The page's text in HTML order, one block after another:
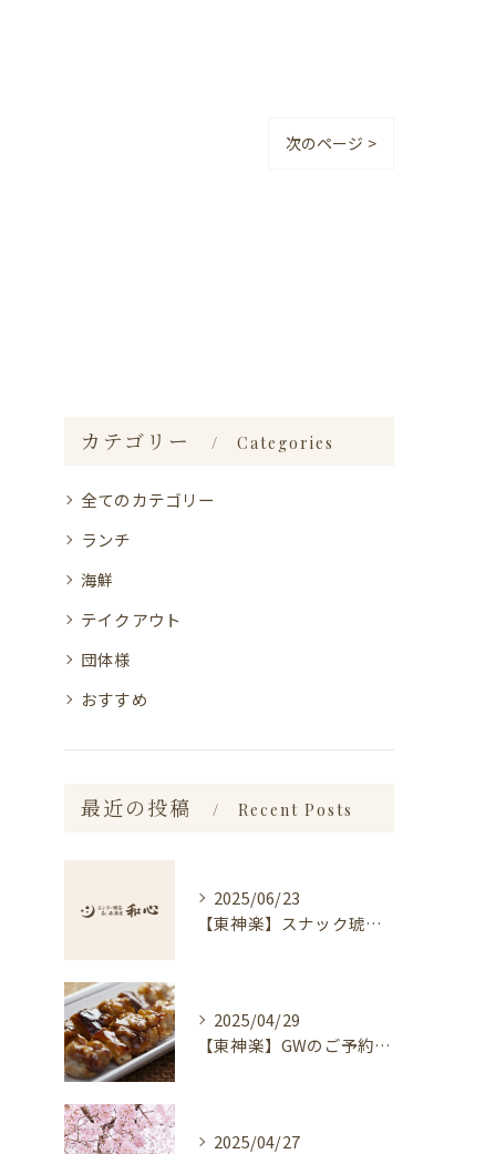
次のページ >
カテゴリー Categories
全てのカテゴリー
ランチ
海鮮
テイクアウト
団体様
おすすめ
最近の投稿 Recent Posts
2025/06/23
【東神楽】スナック琥珀についてのお知らせ｜ランチ・喫茶＆居酒屋 和心
2025/04/29
【東神楽】GWのご予約受付中！｜ランチ・喫茶＆居酒屋 和心
2025/04/27